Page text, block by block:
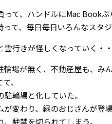
て、ハンドルにMac Book
て、毎日毎日いろんなスタジ
行きが怪しくなっていく・
場が無く、不動産屋も、み
、
輪場と化していた。
変わり、緑のおじさんが登
駐禁を切られてしまう。